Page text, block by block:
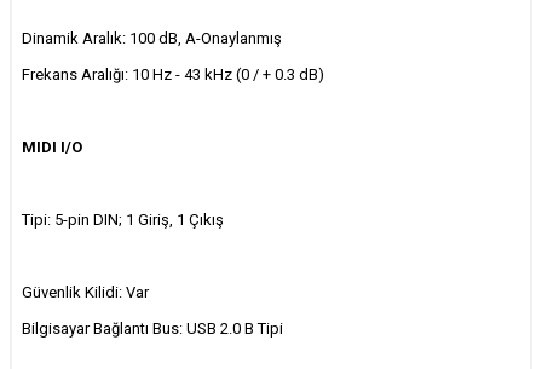
Dinamik Aralık: 100 dB, A-Onaylanmış
Frekans Aralığı: 10 Hz - 43 kHz (0 / + 0.3 dB)
MIDI I/O
Tipi: 5-pin DIN; 1 Giriş, 1 Çıkış
Güvenlik Kilidi: Var
Bilgisayar Bağlantı Bus: USB 2.0 B Tipi